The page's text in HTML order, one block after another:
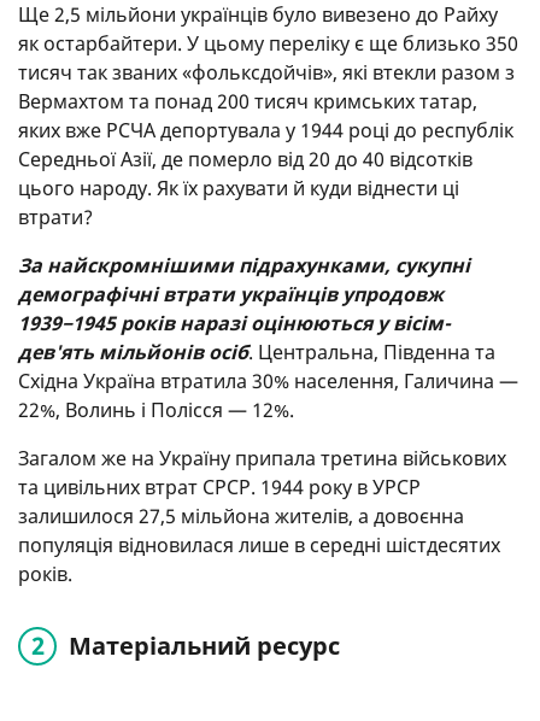
Ще 2,5 мільйони українців було вивезено до Райху
як остарбайтери. У цьому переліку є ще близько 350
тисяч так званих «фольксдойчів», які втекли разом з
Вермахтом та понад 200 тисяч кримських татар,
яких вже РСЧА депортувала у 1944 році до республік
Середньої Азії, де померло від 20 до 40 відсотків
цього народу. Як їх рахувати й куди віднести ці
втрати?
За найскромнішими підрахунками, сукупні
демографічні втрати українців упродовж
1939−1945 років наразі оцінюються у вісім-
дев'ять мільйонів осіб. Центральна, Південна та
Східна Україна втратила 30% населення, Галичина —
22%, Волинь і Полісся — 12%.
Загалом же на Україну припала третина військових
та цивільних втрат СРСР. 1944 року в УРСР
залишилося 27,5 мільйона жителів, а довоєнна
популяція відновилася лише в середні шістдесятих
років.
Матеріальний ресурс